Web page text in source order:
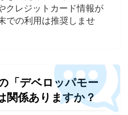
クレジットカード情報が
での利用は推奨しませ
「デベロッパモー
関係ありますか？